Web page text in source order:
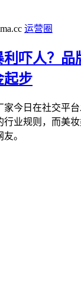
运营圈
吓人？品
起步
今日在社交平台
行业规则，而美
。